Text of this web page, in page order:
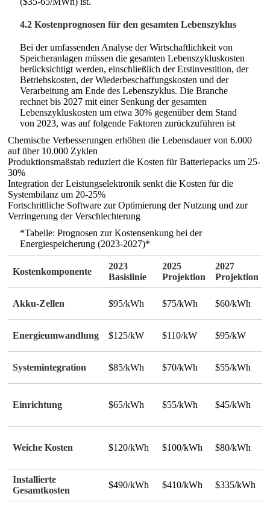
4.2 Kostenprognosen für den gesamten Lebenszyklus
Bei der umfassenden Analyse der Wirtschaftlichkeit von
Speicheranlagen müssen die gesamten Lebenszykluskosten
berücksichtigt werden, einschließlich der Erstinvestition, der
Betriebskosten, der Wiederbeschaffungskosten und der
Verarbeitung am Ende des Lebenszyklus. Die Branche
rechnet bis 2027 mit einer Senkung der gesamten
Lebenszykluskosten um etwa 30% gegenüber dem Stand
von 2023, was auf folgende Faktoren zurückzuführen ist
Chemische Verbesserungen erhöhen die Lebensdauer von 6.000
auf über 10.000 Zyklen
Produktionsmaßstab reduziert die Kosten für Batteriepacks um 25-
30%
Integration der Leistungselektronik senkt die Kosten für die
Systembilanz um 20-25%
Fortschrittliche Software zur Optimierung der Nutzung und zur
Verringerung der Verschlechterung
*Tabelle: Prognosen zur Kostensenkung bei der
Energiespeicherung (2023-2027)*
Kostenkomponente
2023
Basislinie
2025
Projektion
2027
Projektion
Akku-Zellen $95/kWh $75/kWh $60/kWh
Energieumwandlung $125/kW $110/kW $95/kW
Systemintegration $85/kWh $70/kWh $55/kWh
Einrichtung $65/kWh $55/kWh $45/kWh
Weiche Kosten $120/kWh $100/kWh $80/kWh
Installierte
Gesamtkosten
$490/kWh $410/kWh $335/kWh